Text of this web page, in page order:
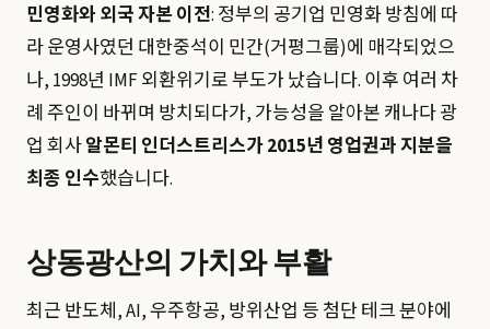
민영화와 외국 자본 이전: 정부의 공기업 민영화 방침에 따
라 운영사였던 대한중석이 민간(거평그룹)에 매각되었으
나, 1998년 IMF 외환위기로 부도가 났습니다. 이후 여러 차
례 주인이 바뀌며 방치되다가, 가능성을 알아본 캐나다 광
업 회사알몬티 인더스트리스가 2015년 영업권과 지분을
최종 인수했습니다.
상동광산의 가치와 부활
최근 반도체, AI, 우주항공, 방위산업 등 첨단 테크 분야에